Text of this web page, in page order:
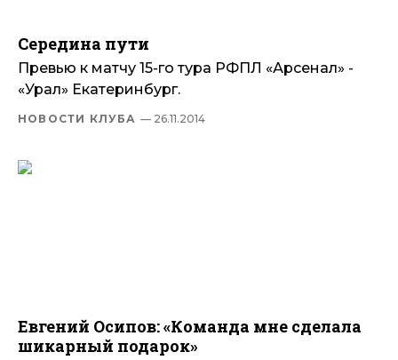
Середина пути
Превью к матчу 15-го тура РФПЛ «Арсенал» -
«Урал» Екатеринбург.
НОВОСТИ КЛУБА — 26.11.2014
Евгений Осипов: «Команда мне сделала
шикарный подарок»